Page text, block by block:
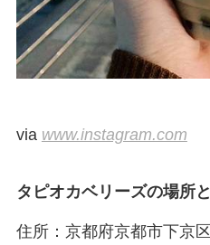
via www.instagram.com
タピオカベリーズの場所
住所：京都府京都市下京